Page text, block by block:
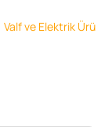
Valf ve Elektrik